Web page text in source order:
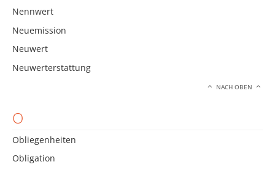
Nennwert
Neuemission
Neuwert
Neuwerterstattung
NACH OBEN
O
Obliegenheiten
Obligation